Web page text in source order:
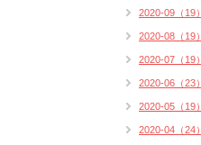
2020-09（19）
2020-08（19）
2020-07（19）
2020-06（23）
2020-05（19）
2020-04（24）